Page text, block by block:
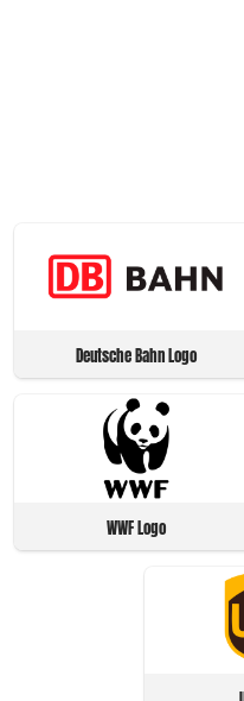
Deutsche Bahn Logo
WWF Logo